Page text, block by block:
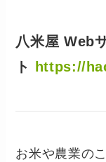
八米屋 Web
ト
https://
お米や農業の